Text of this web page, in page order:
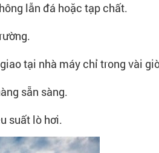
lẫn đá hoặc tạp chất.
tại nhà máy chỉ trong vài
sẵn sàng.
suất lò hơi.